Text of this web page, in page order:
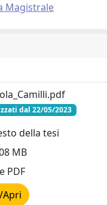
Magistrale
dal 22/05/2023
della tesi
MB
PDF
Apri